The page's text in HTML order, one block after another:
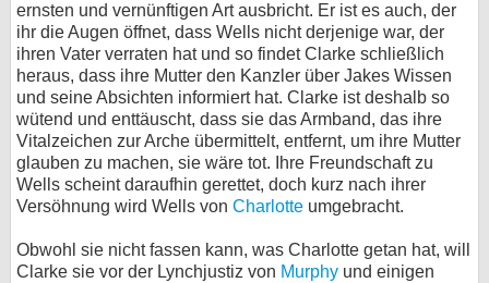
ernsten und vernünftigen Art ausbricht. Er ist es auch, der
ihr die Augen öffnet, dass Wells nicht derjenige war, der
ihren Vater verraten hat und so findet Clarke schließlich
heraus, dass ihre Mutter den Kanzler über Jakes Wissen
und seine Absichten informiert hat. Clarke ist deshalb so
wütend und enttäuscht, dass sie das Armband, das ihre
Vitalzeichen zur Arche übermittelt, entfernt, um ihre Mutter
glauben zu machen, sie wäre tot. Ihre Freundschaft zu
Wells scheint daraufhin gerettet, doch kurz nach ihrer
Versöhnung wird Wells von Charlotte umgebracht.
Obwohl sie nicht fassen kann, was Charlotte getan hat, will
Clarke sie vor der Lynchjustiz von Murphy und einigen